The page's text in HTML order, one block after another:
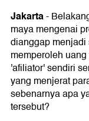
Jakarta-
maya mengenai
dianggap
memperoleh
'afiliator' sendiri
yang menjerat
sebenarnya apa
tersebut?